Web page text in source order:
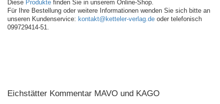
Diese Produkte finden Sie in unserem Online-Shop.
Für Ihre Bestellung oder weitere Informationen wenden Sie sich bitte an
unseren Kundenservice: kontakt@ketteler-verlag.de oder telefonisch
099729414-51.
Eichstätter Kommentar MAVO und KAGO